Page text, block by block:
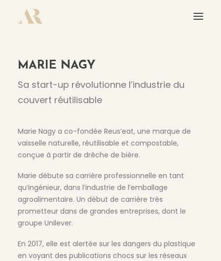
À PROPOS
L’ACADÉMIE 100K
L’AGENCE
CONFÉRENCES
CONTACT
MARIE NAGY
Sa start-up révolutionne l’industrie du
couvert réutilisable
Marie Nagy a co-fondée Reus’eat, une marque de
vaisselle naturelle, réutilisable et compostable,
conçue à partir de drêche de bière.
Marie débute sa carrière professionnelle en tant
qu’ingénieur, dans l’industrie de l’emballage
agroalimentaire. Un début de carrière très
prometteur dans de grandes entreprises, dont le
groupe Unilever.
En 2017, elle est alertée sur les dangers du plastique
en voyant des publications chocs sur les réseaux